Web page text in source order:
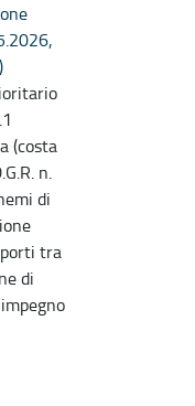
(costa
n.
di
tra
di